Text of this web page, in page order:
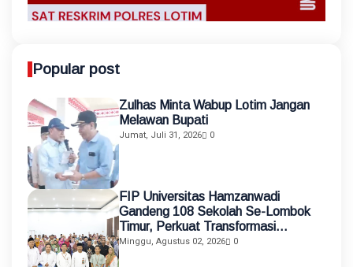
Popular post
Zulhas Minta Wabup Lotim Jangan
Melawan Bupati
Jumat, Juli 31, 2026 0
FIP Universitas Hamzanwadi
Gandeng 108 Sekolah Se-Lombok
Timur, Perkuat Transformasi
Pendidikan melalui Asistensi
Minggu, Agustus 02, 2026 0